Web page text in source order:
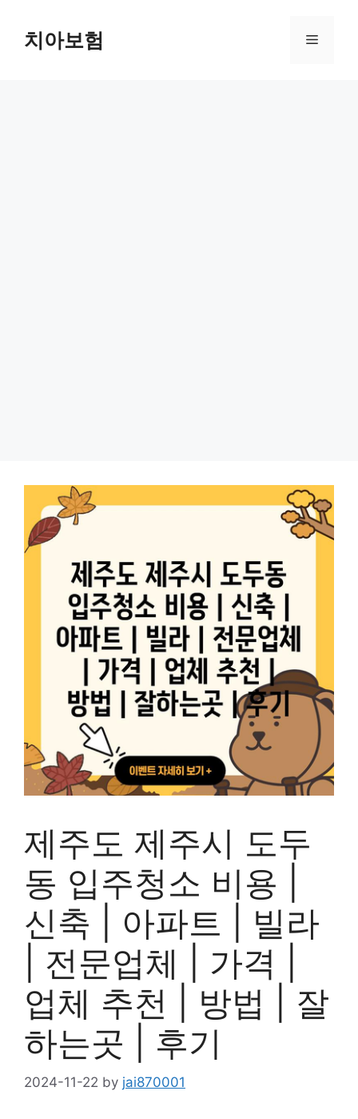
content치아보험 Menu
제주도 제주시 도두
동 입주청소 비용 |
신축 | 아파트 | 빌라
| 전문업체 | 가격 |
업체 추천 | 방법 | 잘
하는곳 | 후기
2024-11-22 by jai870001